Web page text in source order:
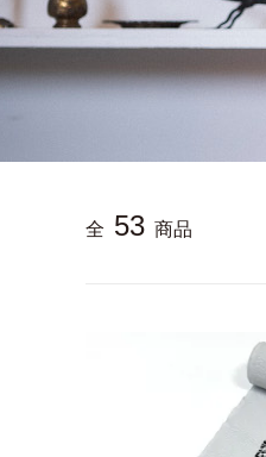
全 53 商品